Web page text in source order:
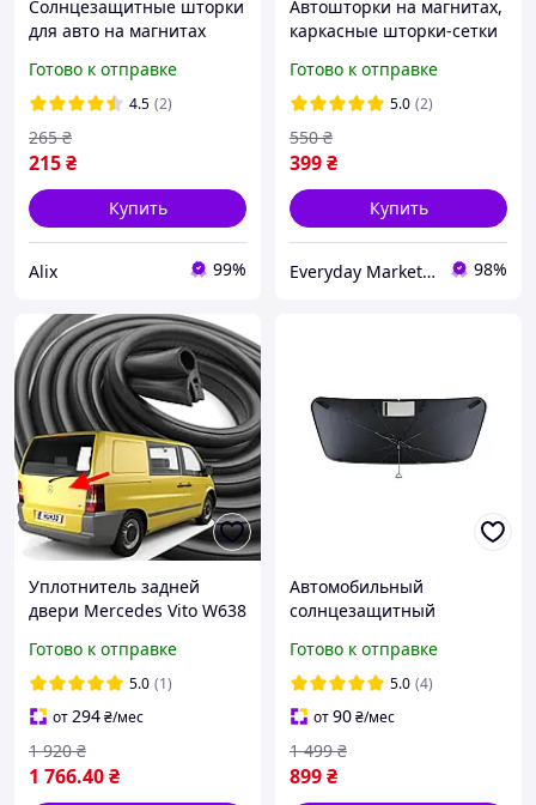
Солнцезащитные шторки
для авто на магнитах
черные. 70х50х33см.
Готово к отправке
4.5 (2)
215₴
265 ₴
Купить
Alix 99%
Автошторки на магнитах,
каркасные шторки-сетки
стекол автомобиля,
защита от солнца в
машине
Готово к отправке
5.0 (2)
399₴
550 ₴
Купить
Everyday Market 0965612251 98%
Уплотнитель задней
двери Mercedes Vito W638
Готово к отправке
5.0 (1)
от294₴/мес
1 766.40₴
1 920 ₴
Автомобильный
солнцезащитный
стекло Remax ZY001
145х81см черный
Готово к отправке
5.0 (4)
от90₴/мес
899₴
1 499 ₴